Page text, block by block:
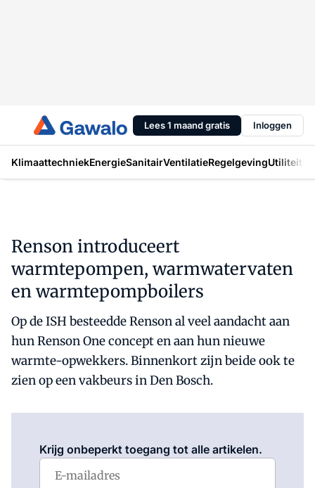
Lees 1 maand gratis Inloggen
KlimaattechniekEnergieSanitairVentilatieRegelgevingUtiliteit
Renson introduceert
warmtepompen, warmwatervaten
en warmtepompboilers
Op de ISH besteedde Renson al veel aandacht aan
hun Renson One concept en aan hun nieuwe
warmte-opwekkers. Binnenkort zijn beide ook te
zien op een vakbeurs in Den Bosch.
Krijg onbeperkt toegang tot alle artikelen.